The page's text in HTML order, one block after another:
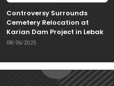
Controversy Surrounds
Cemetery Relocation at
Karian Dam Project in Lebak,
Banten
08/06/2025